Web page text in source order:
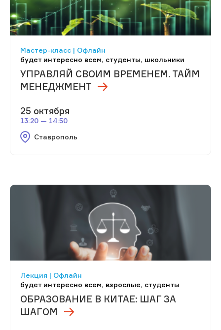
Мастер-класс | Офлайн
будет интересно всем, студенты, школьники
УПРАВЛЯЙ СВОИМ ВРЕМЕНЕМ. ТАЙМ
МЕНЕДЖМЕНТ
25 октября
13:20 — 14:50
Ставрополь
Лекция | Офлайн
будет интересно всем, взрослые, студенты
ОБРАЗОВАНИЕ В КИТАЕ: ШАГ ЗА
ШАГОМ